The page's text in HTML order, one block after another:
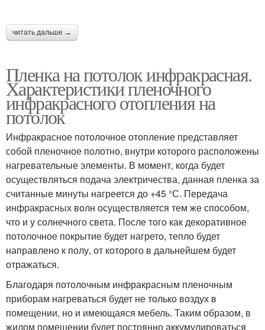
читать дальше →
Пленка на потолок инфракрасная.
Характеристики пленочного
инфракрасного отопления на
потолок
Инфракрасное потолочное отопление представляет
собой пленочное полотно, внутри которого расположены
нагревательные элементы. В момент, когда будет
осуществляться подача электричества, данная пленка за
считанные минуты нагреется до +45 °С. Передача
инфракрасных волн осуществляется тем же способом,
что и у солнечного света. После того как декоративное
потолочное покрытие будет нагрето, тепло будет
направлено к полу, от которого в дальнейшем будет
отражаться.
Благодаря потолочным инфракрасным пленочным
приборам нагреваться будет не только воздух в
помещении, но и имеющаяся мебель. Таким образом, в
жилом помещении будет постоянно аккумулироваться